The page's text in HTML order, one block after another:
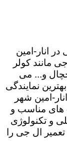
انار-امین
مانند کولر
و... می
نمایندگی
امین شهر
های مناسب و
و تکنولوژی
ال جی را